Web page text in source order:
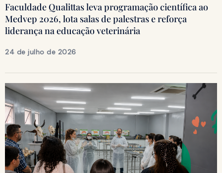
Faculdade Qualittas leva programação científica ao
Medvep 2026, lota salas de palestras e reforça
liderança na educação veterinária
24 de julho de 2026